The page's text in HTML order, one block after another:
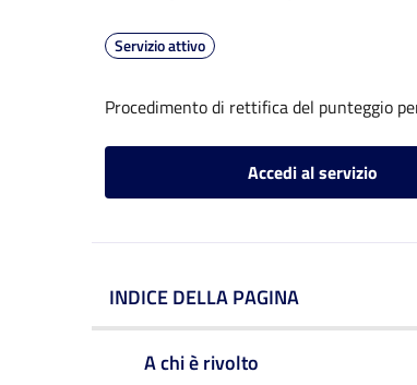
Servizio attivo
Procedimento di rettifica del punteggio
Accedi al servizio
INDICE DELLA PAGINA
A chi è rivolto